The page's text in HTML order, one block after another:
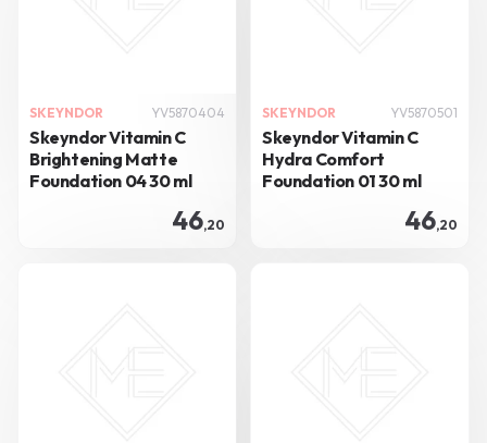
SKEYNDOR YV5870404
Skeyndor Vitamin C
Brightening Matte
Foundation 04 30 ml
46,20
SKEYNDOR YV5870501
Skeyndor Vitamin C
Hydra Comfort
Foundation 01 30 ml
46,20